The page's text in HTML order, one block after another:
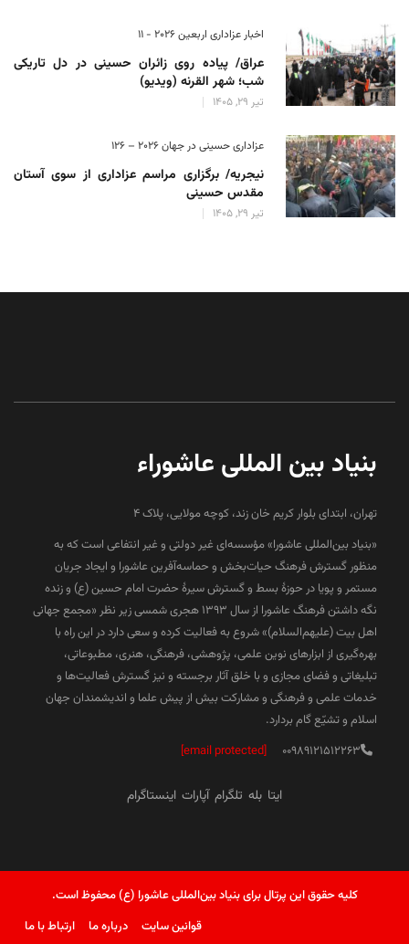
اخبار عزاداری اربعین ۲۰۲۶ - 11
عراق/ پیاده روی زائران حسینی در دل تاریکی
شب؛ شهر القرنه (ویدیو)
تیر 29, 1405
عزاداری حسینی در جهان 2026 – 126
نیجریه/ برگزاری مراسم عزاداری از سوی آستان
مقدس حسینی
تیر 29, 1405
بنیاد بین المللی عاشوراء
تهران، ابتدای بلوار کریم خان زند، کوچه مولایی، پلاک 4
«بنیاد بین‌المللی عاشورا» مؤسسه‌ای غیر دولتی و غیر انتفاعی است که به
منظور گسترش فرهنگ حیات‌بخش و حماسه‌آفرین عاشورا و ایجاد جریان
مستمر و پویا در حوزۀ بسط و گسترش سیرۀ حضرت امام حسین (ع) و زنده
نگه داشتن فرهنگ عاشورا از سال ۱۳۹۳ هجری شمسی زیر نظر «مجمع جهانی
اهل بیت (علیهم‌السلام)» شروع به فعالیت کرده و سعی دارد در این راه با
بهره‌گیری از ابزارهای نوین علمی، پژوهشی، فرهنگی، هنری، مطبوعاتی،
تبلیغاتی و فضای مجازی و با خلق آثار برجسته و نیز گسترش فعالیت‌ها و
خدمات علمی و فرهنگی و مشارکت بیش از پیش علما و اندیشمندان جهان
اسلام و تشیّع گام بردارد.
00989121512263
[email protected]
ایتا بله تلگرام آپارات اینستاگرام
کلیه حقوق این پرتال برای بنیاد بین‌المللی عاشورا (ع) محفوظ است.
قوانین سایت
درباره ما ارتباط با ما